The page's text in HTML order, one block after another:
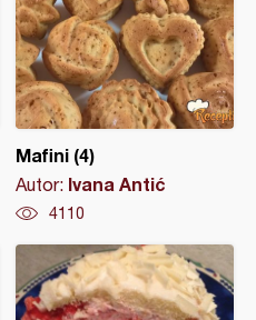
Mafini (4)
Autor: Ivana Antić
4110